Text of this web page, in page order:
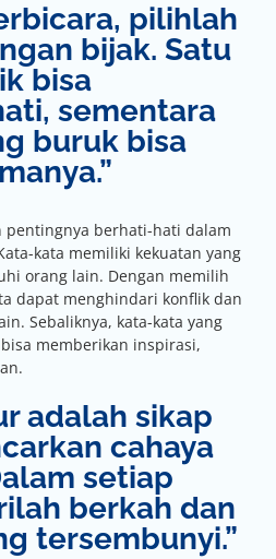
pilihlah
bijak. Satu
bisa
sementara
buruk bisa
pentingnya berhati-hati dalam
kata memiliki kekuatan yang
orang lain. Dengan memilih
dapat menghindari konflik dan
Sebaliknya, kata-kata yang
memberikan inspirasi,
adalah sikap
cahaya
setiap
berkah dan
tersembunyi.”